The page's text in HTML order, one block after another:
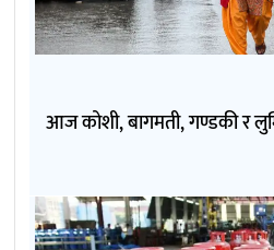
आज कोशी, बागमती, गण्डकी र